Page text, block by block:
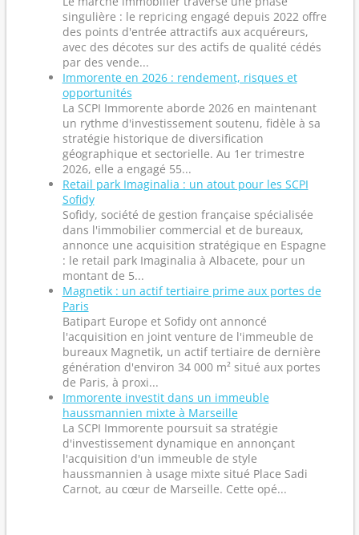
singulière : le repricing engagé depuis 2022 offre
des points d'entrée attractifs aux acquéreurs,
avec des décotes sur des actifs de qualité cédés
par des vende...
Immorente en 2026 : rendement, risques et
opportunités
La SCPI Immorente aborde 2026 en maintenant
un rythme d'investissement soutenu, fidèle à sa
stratégie historique de diversification
géographique et sectorielle. Au 1er trimestre
2026, elle a engagé 55...
Retail park Imaginalia : un atout pour les SCPI
Sofidy
Sofidy, société de gestion française spécialisée
dans l'immobilier commercial et de bureaux,
annonce une acquisition stratégique en Espagne
: le retail park Imaginalia à Albacete, pour un
montant de 5...
Magnetik : un actif tertiaire prime aux portes de
Paris
Batipart Europe et Sofidy ont annoncé
l'acquisition en joint venture de l'immeuble de
bureaux Magnetik, un actif tertiaire de dernière
génération d'environ 34 000 m² situé aux portes
de Paris, à proxi...
Immorente investit dans un immeuble
haussmannien mixte à Marseille
La SCPI Immorente poursuit sa stratégie
d'investissement dynamique en annonçant
l'acquisition d'un immeuble de style
haussmannien à usage mixte situé Place Sadi
Carnot, au cœur de Marseille. Cette opé...